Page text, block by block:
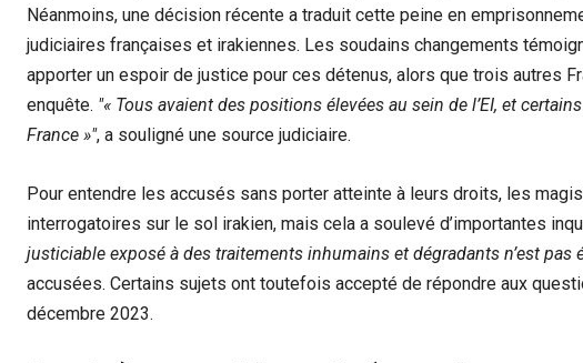
Néanmoins, une décision récente a traduit cette peine en
judiciaires françaises et irakiennes. Les soudains changements
apporter un espoir de justice pour ces détenus, alors que trois autres
enquête. « Tous avaient des positions élevées au sein de l’EI, et
France » , a souligné une source judiciaire.
Pour entendre les accusés sans porter atteinte à leurs droits, les
interrogatoires sur le sol irakien, mais cela a soulevé d’importantes
justiciable exposé à des traitements inhumains et dégradants n’est pas
accusées. Certains sujets ont toutefois accepté de répondre aux
décembre 2023.